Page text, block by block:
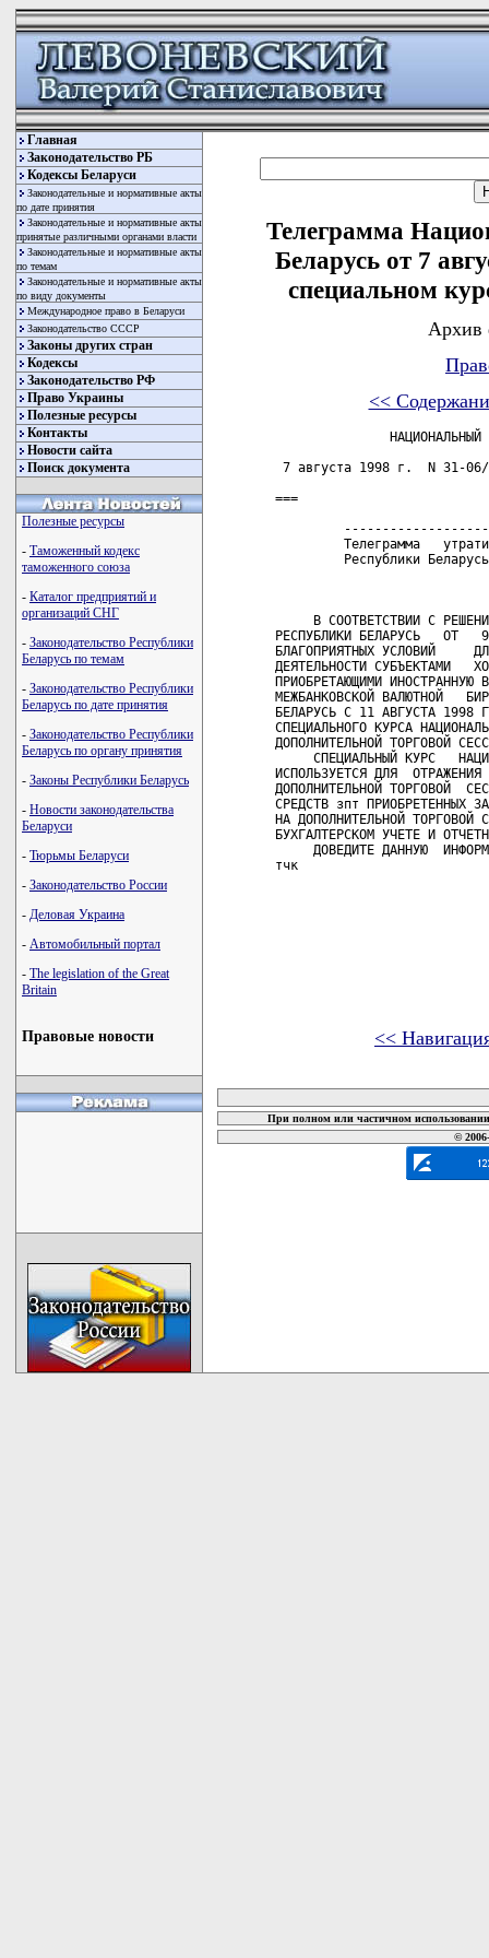
Главная
Законодательство РБ
Кодексы Беларуси
Законодательные и нормативные акты
по дате принятия
Законодательные и нормативные акты
принятые различными органами власти
Законодательные и нормативные акты
по темам
Законодательные и нормативные акты
по виду документы
Международное право в Беларуси
Законодательство СССР
Законы других стран
Кодексы
Законодательство РФ
Право Украины
Полезные ресурсы
Контакты
Новости сайта
Поиск документа
Полезные ресурсы
- Таможенный кодекс
таможенного союза
- Каталог предприятий и
организаций СНГ
- Законодательство Республики
Беларусь по темам
- Законодательство Республики
Беларусь по дате принятия
- Законодательство Республики
Беларусь по органу принятия
- Законы Республики Беларусь
- Новости законодательства
Беларуси
- Тюрьмы Беларуси
- Законодательство России
- Деловая Украина
- Автомобильный портал
- The legislation of the Great
Britain
Правовые новости
Телеграмма
Беларусь от 7
специальном
Архив
<<
НАЦИОНАЛЬНЫЙ
7 августа 1998 г.  N 31-06/
===
Телеграмма
Республики
В СООТВЕТСТВИИ С
РЕСПУБЛИКИ БЕЛАРУСЬ   ОТ
БЛАГОПРИЯТНЫХ УСЛОВИЙ
ДЕЯТЕЛЬНОСТИ СУБЪЕКТАМИ
ПРИОБРЕТАЮЩИМИ ИНОСТРАННУЮ
МЕЖБАНКОВСКОЙ ВАЛЮТНОЙ
БЕЛАРУСЬ С 11 АВГУСТА 1998
СПЕЦИАЛЬНОГО КУРСА
ДОПОЛНИТЕЛЬНОЙ ТОРГОВОЙ
СПЕЦИАЛЬНЫЙ КУРС
ИСПОЛЬЗУЕТСЯ ДЛЯ
ДОПОЛНИТЕЛЬНОЙ ТОРГОВОЙ
СРЕДСТВ зпт ПРИОБРЕТЕННЫХ
НА ДОПОЛНИТЕЛЬНОЙ ТОРГОВОЙ
БУХГАЛТЕРСКОМ УЧЕТЕ И
ДОВЕДИТЕ ДАННУЮ
тчк
<<
При полном или частичном
©